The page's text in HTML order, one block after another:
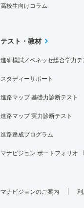
高校生向けコラム
テスト・教材
進研模試／ベネッセ総合学力テ
スタディーサポート
進路マップ 基礎力診断テスト
進路マップ 実力診断テスト
進路達成プログラム
マナビジョン ポートフォリオ
マナビジョンのご案内